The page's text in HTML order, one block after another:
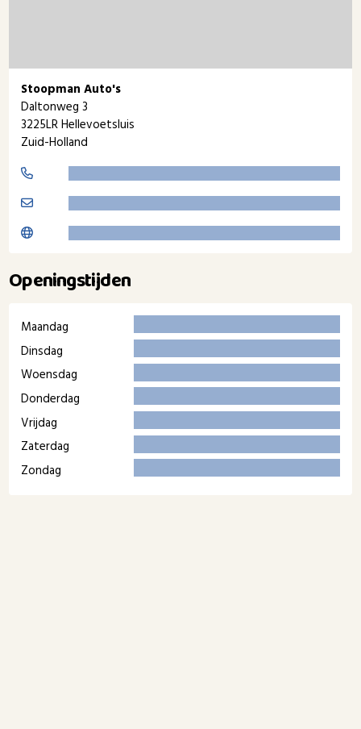
Stoopman Auto's
Daltonweg 3
3225LR Hellevoetsluis
Zuid-Holland
Openingstijden
Maandag
Dinsdag
Woensdag
Donderdag
Vrijdag
Zaterdag
Zondag